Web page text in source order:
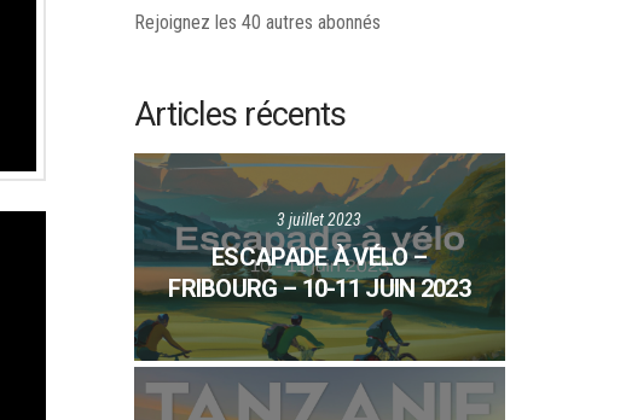
Rejoignez les 40 autres abonnés
Articles récents
3 juillet 2023
ESCAPADE À VÉLO –
FRIBOURG – 10-11 JUIN 2023